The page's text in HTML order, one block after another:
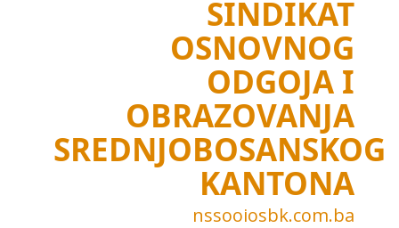
SINDIKAT
OSNOVNOG
ODGOJA I
OBRAZOVANJA
SREDNJOBOSANSKOG
KANTONA
nssooiosbk.com.ba